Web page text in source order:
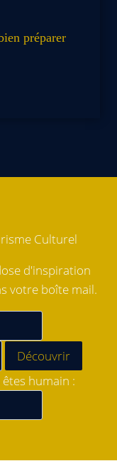
préparer
Culturel
d'inspiration
votre boîte mail.
humain :